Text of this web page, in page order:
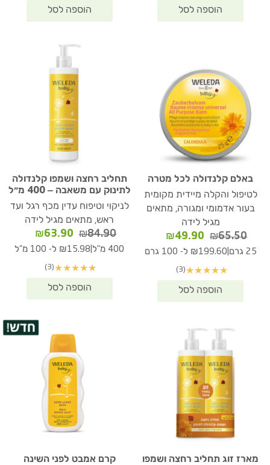
באלם קלנדולה לכל מטרה
לטיפול והקלה מיידית מקומית
בעור אדמומי ומגורה, מתאים
מגיל לידה
₪65.50
המחיר
המקורי
₪65.50.
₪49.90
המחיר
הנוכחי
25 גרם ₪199.60 ל- 100 גרם
★
★
★
★
★
(3)
תחליב רחצה ושמפו קלנדולה
לתינוק עם משאבה – 400 מ״ל
לניקוי וטיפוח עדין מכף רגל ועד
ראש, מתאים מגיל לידה
₪84.90
המחיר
המקורי
₪84.90.
₪63.90
הנוכחי
400 מ"ל ₪15.98 ל- 100 מ"ל
★
★
★
★
★
(3)
מארז זוג תחליב רחצה ושמפו
קרם אמבט לפני השינה